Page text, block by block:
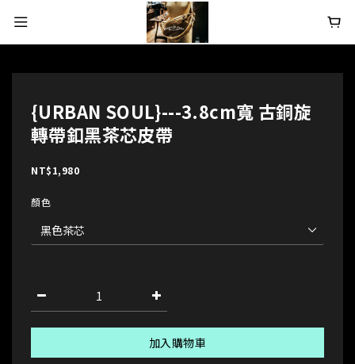
{URBAN SOUL}---3.8cm寬 古銅旋
轉帶釦黑茶芯皮帶
NT$1,980
顏色
加入購物車